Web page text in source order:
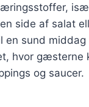
side af salat
en sund middag
hvor gæsterne
og saucer.